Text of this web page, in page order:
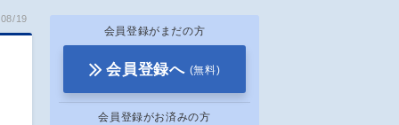
19
会員登録がまだの方
会員登録へ (無料)
会員登録がお済みの方